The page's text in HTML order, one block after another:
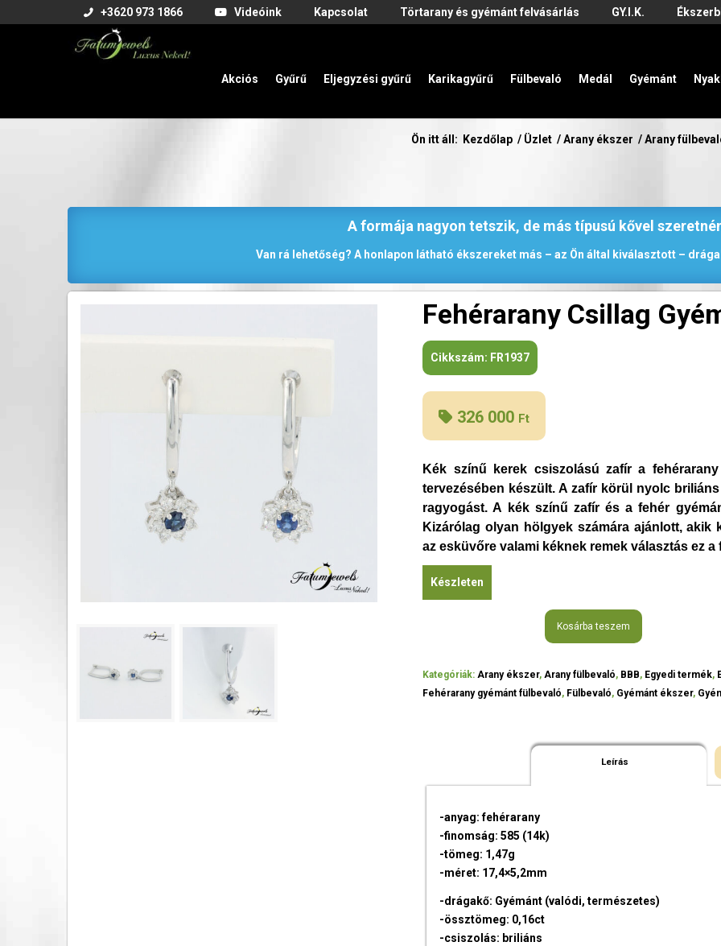
+3620 973 1866 Videóink Kapcsolat Törtarany és gyémánt felvásárlás GY.I.K.
Akciós Gyűrű Eljegyzési gyűrű Karikagyűrű Fülbevaló Medál Gyémánt
Ön itt áll: Kezdőlap / Üzlet / Arany ékszer / Arany
A formája nagyon tetszik, de más típusú kővel
Van rá lehetőség? A honlapon látható ékszereket más – az Ön által kiválasztott –
Fehérarany Csillag
Cikkszám: FR1937
326 000 Ft
Kék színű kerek csiszolású zafír a
tervezésében készült. A zafír körül nyolc
ragyogást. A kék színű zafír és a fehér
Kizárólag olyan hölgyek számára ajánlott, akik
az esküvőre valami kéknek remek választás ez
Készleten
Kosárba teszem
Kategóriák:Arany ékszer,Arany fülbevaló, BBB, Egyedi termék,
Fehérarany gyémánt fülbevaló, Fülbevaló, Gyémánt ékszer,
Leírás
-anyag: fehérarany
-finomság: 585 (14k)
-tömeg: 1,47g
-méret: 17,4×5,2mm
-drágakő: Gyémánt (valódi, természetes)
-össztömeg: 0,16ct
-csiszolás: briliáns